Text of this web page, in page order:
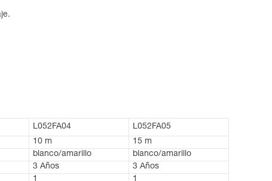
L052FA04
L052FA05
10 m
15 m
blanco/amarillo
blanco/amarillo
3 Años
3 Años
1 1